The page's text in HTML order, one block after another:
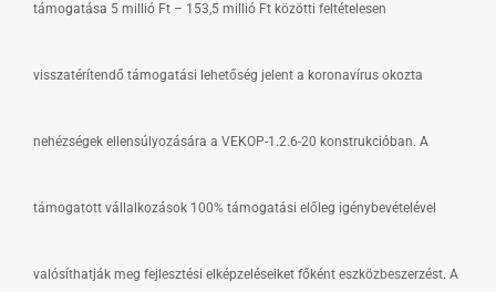
támogatása 5 millió Ft – 153,5 millió Ft közötti feltételesen
visszatérítendő támogatási lehetőség jelent a koronavírus okozta
nehézségek ellensúlyozására a VEKOP-1.2.6-20 konstrukcióban. A
támogatott vállalkozások 100% támogatási előleg igénybevételével
valósíthatják meg fejlesztési elképzeléseiket főként eszközbeszerzést. A